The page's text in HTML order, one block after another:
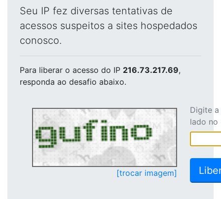
Seu IP fez diversas tentativas de
acessos suspeitos a sites hospedados
conosco.
Para liberar o acesso do IP 216.73.217.69,
responda ao desafio abaixo.
[trocar imagem]
Digite
lado no